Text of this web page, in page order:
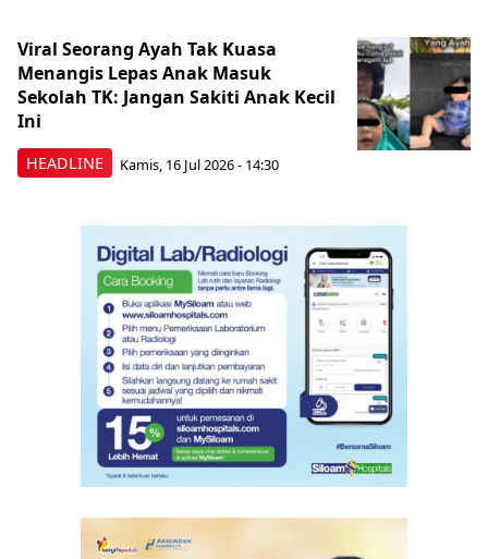
HEADLINE
Viral Seorang Ayah Tak Kuasa
Menangis Lepas Anak Masuk
Sekolah TK: Jangan Sakiti Anak Kecil
Ini
Kamis, 16 Jul 2026 - 14:30